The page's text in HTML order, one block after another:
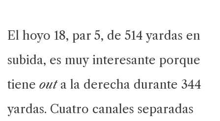
El hoyo 18, par 5, de 514 yardas en
subida, es muy interesante porque
tiene outa la derecha durante 344
yardas. Cuatro canales separadas